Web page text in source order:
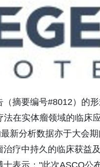
摘要编号#8012）的
在实体瘤领域的临床
新分析数据亦于大会
疗中持久的临床获益
表示："此次ASCO